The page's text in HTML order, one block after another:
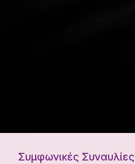
Συμφωνικές Συναυλίες